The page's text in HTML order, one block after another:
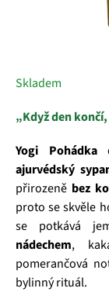
Skladem
„Když den
Yogi Pohádka
ajurvédský
přirozeně bez
proto se skvěle
se potkává
nádechem,
pomerančová
bylinný rituál.